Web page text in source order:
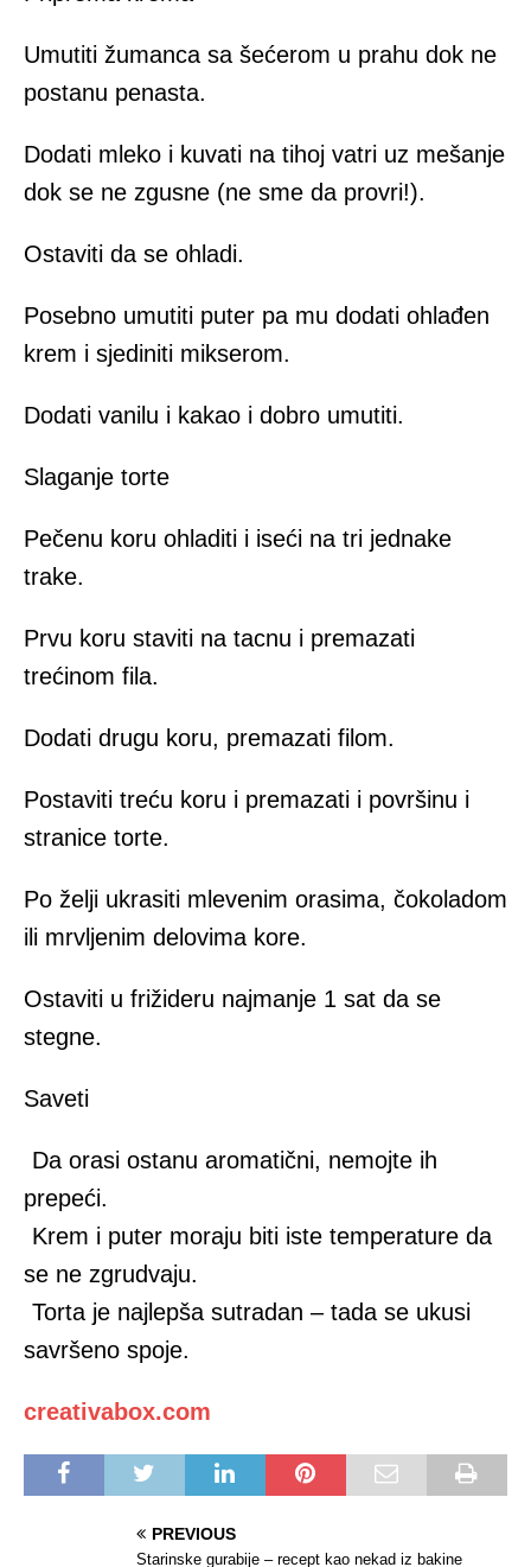
Umutiti žumanca sa šećerom u prahu dok ne
postanu penasta.
Dodati mleko i kuvati na tihoj vatri uz mešanje
dok se ne zgusne (ne sme da provri!).
Ostaviti da se ohladi.
Posebno umutiti puter pa mu dodati ohlađen
krem i sjediniti mikserom.
Dodati vanilu i kakao i dobro umutiti.
Slaganje torte
Pečenu koru ohladiti i iseći na tri jednake
trake.
Prvu koru staviti na tacnu i premazati
trećinom fila.
Dodati drugu koru, premazati filom.
Postaviti treću koru i premazati i površinu i
stranice torte.
Po želji ukrasiti mlevenim orasima, čokoladom
ili mrvljenim delovima kore.
Ostaviti u frižideru najmanje 1 sat da se
stegne.
Saveti
Da orasi ostanu aromatični, nemojte ih
prepeći.
Krem i puter moraju biti iste temperature da
se ne zgrudvaju.
Torta je najlepša sutradan – tada se ukusi
savršeno spoje.
creativabox.com
PREVIOUS
Starinske gurabije – recept kao nekad iz bakine